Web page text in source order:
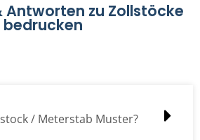
Antworten zu Zollstöcke
bedrucken
/ Meterstab Muster?